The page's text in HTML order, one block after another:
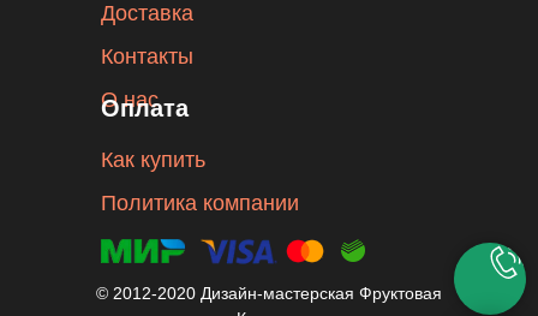
Доставка
Контакты
О нас
Как купить
Политика компании
Оплата
© 2012-2020 Дизайн-мастерская Фруктовая